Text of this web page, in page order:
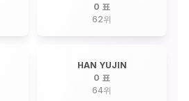
0 표
62위
HAN YUJIN
0 표
64위